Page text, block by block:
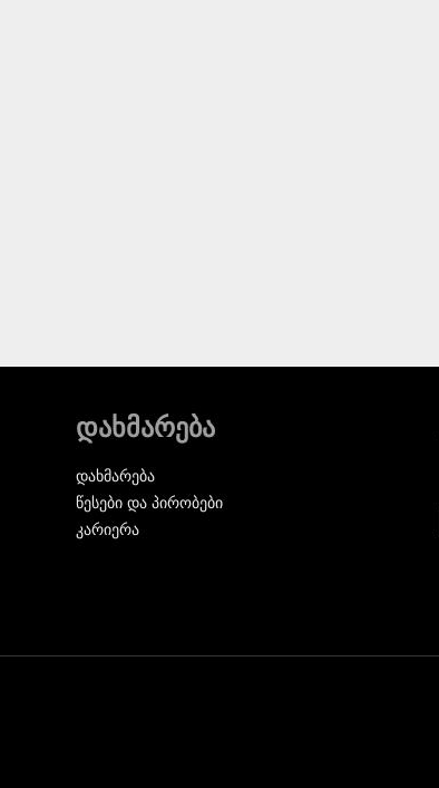
დახმარება
დახმარება
წესები და პირობები
კარიერა